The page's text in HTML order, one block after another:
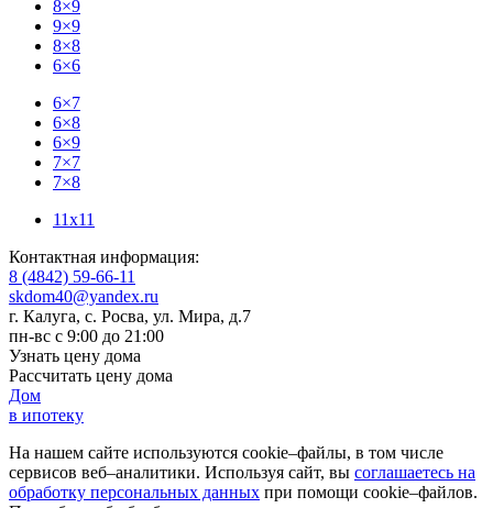
8×9
9×9
8×8
6×6
6×7
6×8
6×9
7×7
7×8
11x11
Контактная информация:
8 (4842) 59-66-11
skdom40@yandex.ru
г. Калуга, с. Росва, ул. Мира, д.7
пн-вс с 9:00 до 21:00
Узнать цену дома
Рассчитать цену дома
Дом
в ипотеку
На нашем сайте используются cookie–файлы, в том числе
сервисов веб–аналитики. Используя сайт, вы соглашаетесь на
обработку персональных данных при помощи cookie–файлов.